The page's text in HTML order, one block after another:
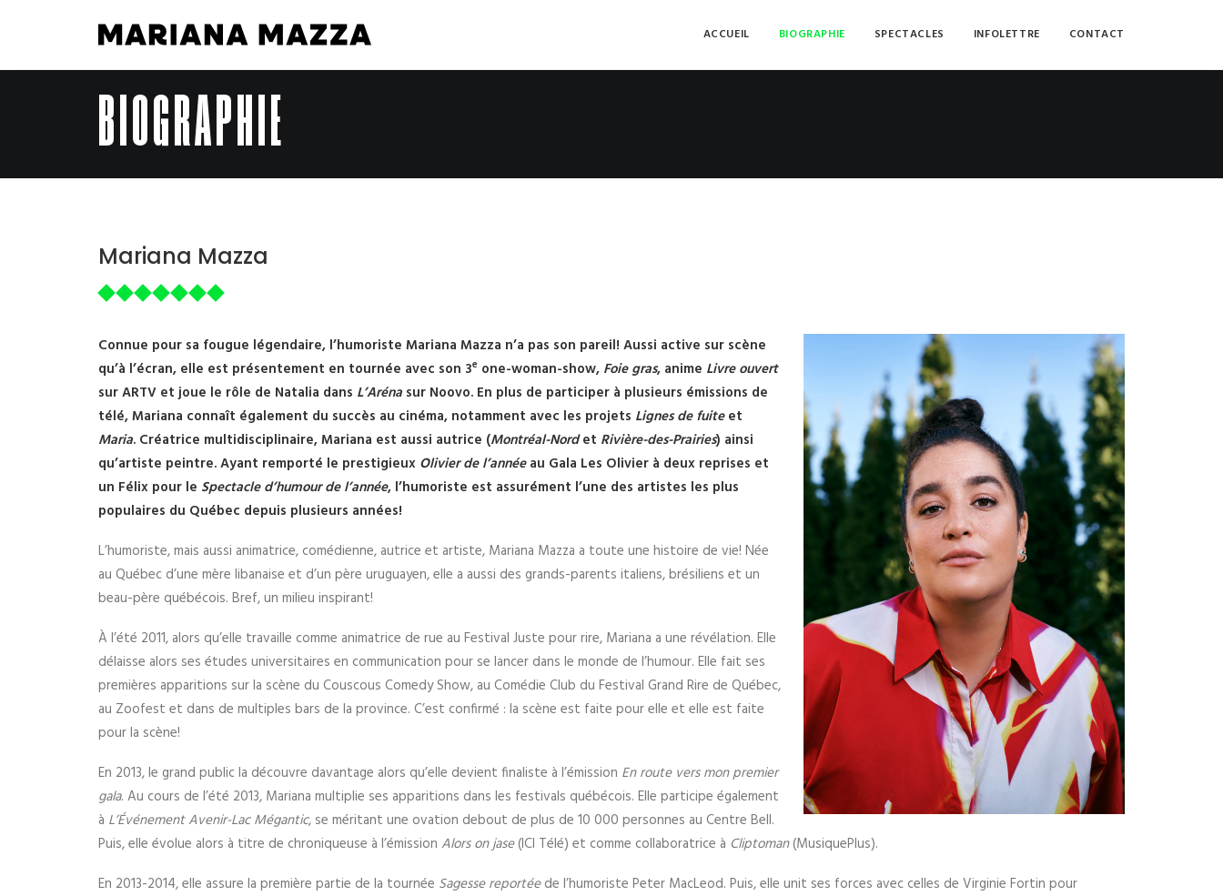
ACCUEIL BIOGRAPHIE SPECTACLES INFOLETTRE CONTACT
BIOGRAPHIE
Mariana Mazza
Connue pour sa fougue légendaire, l’humoriste Mariana Mazza n’a pas son pareil! Aussi active sur scène
qu’à l’écran, elle est présentement en tournée avec son 3e one-woman-show, Foie gras, anime Livre ouvert
sur ARTV et joue le rôle de Natalia dans L’Aréna sur Noovo. En plus de participer à plusieurs émissions de
télé, Mariana connaît également du succès au cinéma, notamment avec les projets Lignes de fuiteet
Maria. Créatrice multidisciplinaire, Mariana est aussi autrice (Montréal-Nordet Rivière-des-Prairies) ainsi
qu’artiste peintre. Ayant remporté le prestigieux Olivier de l’annéeau Gala Les Olivier à deux reprises et
un Félix pour le Spectacle d’humour de l’année, l’humoriste est assurément l’une des artistes les plus
populaires du Québec depuis plusieurs années!
L’humoriste, mais aussi animatrice, comédienne, autrice et artiste, Mariana Mazza a toute une histoire de vie! Née
au Québec d’une mère libanaise et d’un père uruguayen, elle a aussi des grands-parents italiens, brésiliens et un
beau-père québécois. Bref, un milieu inspirant!
À l’été 2011, alors qu’elle travaille comme animatrice de rue au Festival Juste pour rire, Mariana a une révélation. Elle
délaisse alors ses études universitaires en communication pour se lancer dans le monde de l’humour. Elle fait ses
premières apparitions sur la scène du Couscous Comedy Show, au Comédie Club du Festival Grand Rire de Québec,
au Zoofest et dans de multiples bars de la province. C’est confirmé : la scène est faite pour elle et elle est faite
pour la scène!
En 2013, le grand public la découvre davantage alors qu’elle devient finaliste à l’émission En route vers mon premier
gala. Au cours de l’été 2013, Mariana multiplie ses apparitions dans les festivals québécois. Elle participe également
à L’Événement Avenir-Lac Mégantic, se méritant une ovation debout de plus de 10 000 personnes au Centre Bell.
Puis, elle évolue alors à titre de chroniqueuse à l’émission Alors on jase(ICI Télé) et comme collaboratrice à Cliptoman(MusiquePlus).
En 2013-2014, elle assure la première partie de la tournée Sagesse reportéede l’humoriste Peter MacLeod. Puis, elle unit ses forces avec celles de Virginie Fortin pour